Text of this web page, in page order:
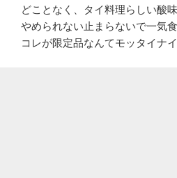
どことなく、タイ料理らしい酸
やめられない止まらないで一気食
コレが限定品なんてモッタイナ